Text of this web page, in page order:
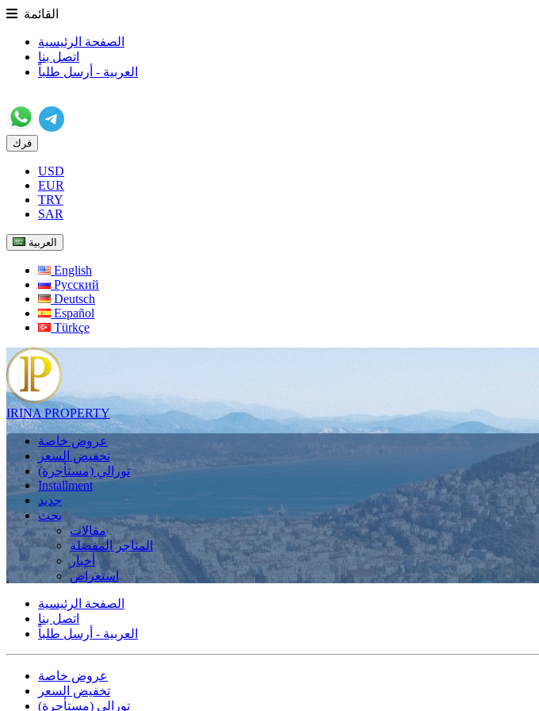
القائمة
الصفحة الرئيسية
اتصل بنا
العربية - أرسل طلباً
فرك
USD
EUR
TRY
SAR
العربية
English
Русский
Deutsch
Español
Türkçe
IRINA PROPERTY
عروض خاصة
تخفيض السعر
تورالي (مستأجرة)
Installment
جديد
بحث
مقالات
المتاجر المفضلة
أخبار
استعراض
الصفحة الرئيسية
اتصل بنا
العربية - أرسل طلباً
عروض خاصة
تخفيض السعر
تورالي (مستأجرة)